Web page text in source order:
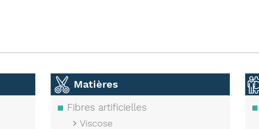
Matières
Fibres artificielles
Viscose